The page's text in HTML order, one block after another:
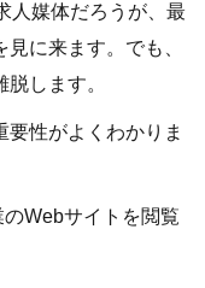
人媒体だろうが、最
に来ます。でも、
します。
性がよくわかりま
Webサイトを閲覧